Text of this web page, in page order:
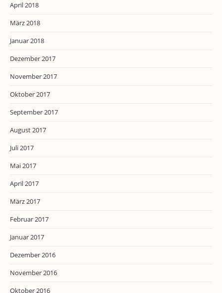
April 2018
März 2018
Januar 2018
Dezember 2017
November 2017
Oktober 2017
September 2017
August 2017
Juli 2017
Mai 2017
April 2017
März 2017
Februar 2017
Januar 2017
Dezember 2016
November 2016
Oktober 2016